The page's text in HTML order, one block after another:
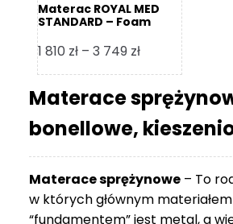
Materac ROYAL MED
STANDARD – Foam
1 810 zł – 3 749 złZakres
cen:
od
1
810 zł
749 zł
Materace
bonellowe,
Materace sprężynowe – To
w których głównym materiałem
“fundamentem” jest metal, a